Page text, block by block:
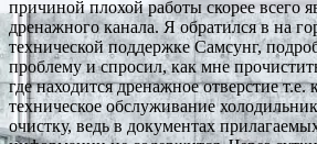
причиной плохой работы скорее всего
дренажного канала. Я обратился в на
технической поддержке Самсунг,
проблему и спросил, как мне
где находится дренажное отверстие т.е.
техническое обслуживание
очистку, ведь в документах